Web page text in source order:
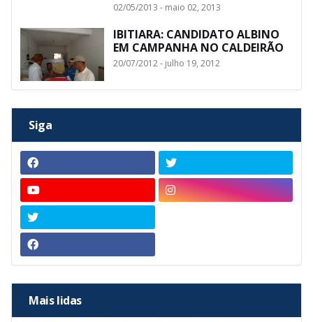
02/05/2013 - maio 02, 2013
IBITIARA: CANDIDATO ALBINO
EM CAMPANHA NO CALDEIRÃO
20/07/2012 - julho 19, 2012
Siga
Mais lidas